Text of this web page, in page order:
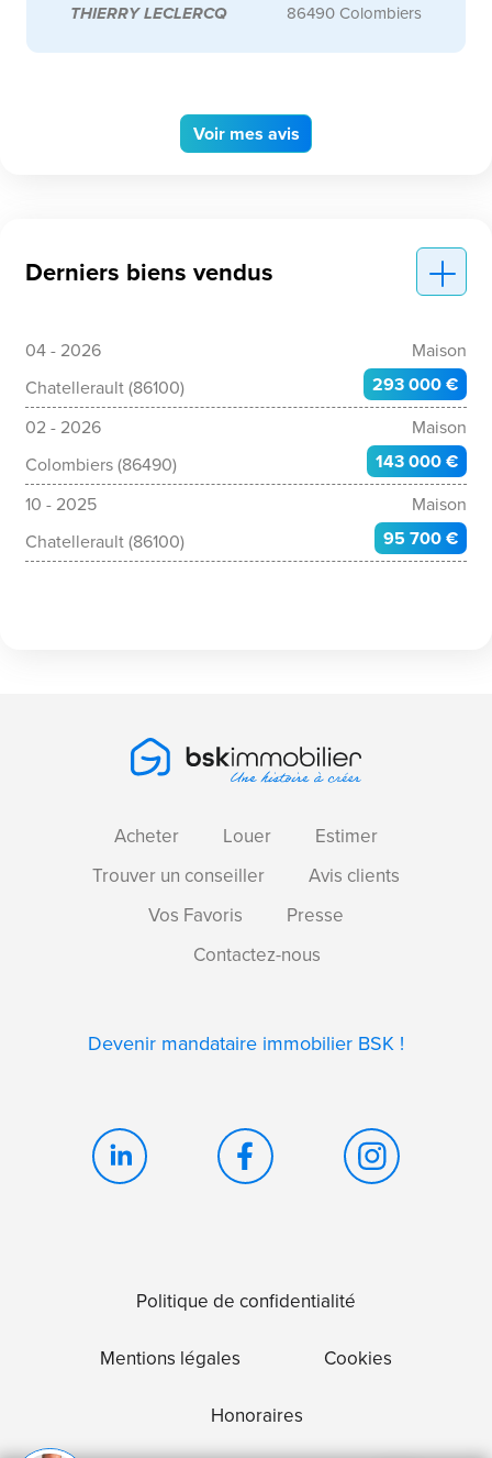
Voir mes avis
THIERRY LECLERCQ 86490 Colombiers
Derniers biens vendus
04 - 2026
Maison
Chatellerault (86100)
293 000 €
02 - 2026
Maison
Colombiers (86490)
143 000 €
10 - 2025
Maison
Chatellerault (86100)
95 700 €
Acheter Louer
Estimer
Trouver un conseiller
Avis clients
Vos Favoris
Presse
Contactez-nous
Devenir mandataire immobilier BSK !
Politique de confidentialité
Mentions légales Cookies
Honoraires